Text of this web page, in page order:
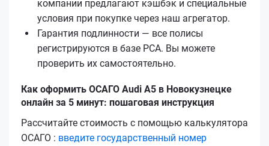
компании предлагают кэшбэк и специальные
условия при покупке через наш агрегатор.
Гарантия подлинности — все полисы
регистрируются в базе РСА. Вы можете
проверить их самостоятельно.
Как оформить ОСАГО Audi A5 в Новокузнецке
онлайн за 5 минут: пошаговая инструкция
Рассчитайте стоимость с помощью калькулятора
ОСАГО : введите государственный номер